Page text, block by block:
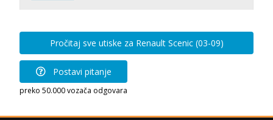
Pročitaj sve utiske za Renault Scenic (03-09)
Postavi pitanje
preko 50.000 vozača odgovara